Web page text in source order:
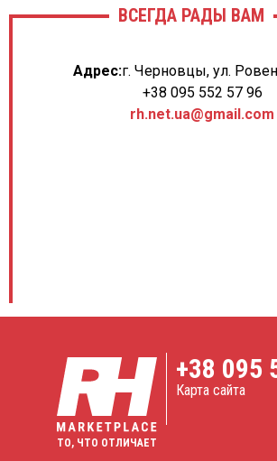
ВСЕГДА РАДЫ ВАМ
Адрес:г. Черновцы, ул.
+38 095 552 57 96
rh.net.ua@gmail.com
ТО, ЧТО ОТЛИЧАЕТ
+38 095
Карта сайта